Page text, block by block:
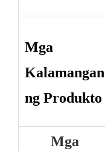
Mga
Kalamangan
ng Produkto
Mga